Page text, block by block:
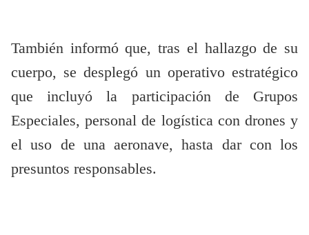
También informó que, tras el hallazgo de su
cuerpo, se desplegó un operativo estratégico
que incluyó la participación de Grupos
Especiales, personal de logística con drones y
el uso de una aeronave, hasta dar con los
presuntos responsables.